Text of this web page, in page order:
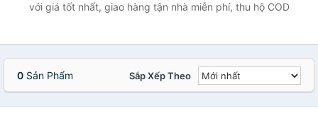
với giá tốt nhất, giao hàng tận nhà miễn phí, thu hộ COD
0 Sản Phẩm Sắp Xếp Theo